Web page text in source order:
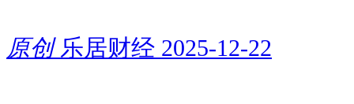
原创 乐居财经 2025-12-22